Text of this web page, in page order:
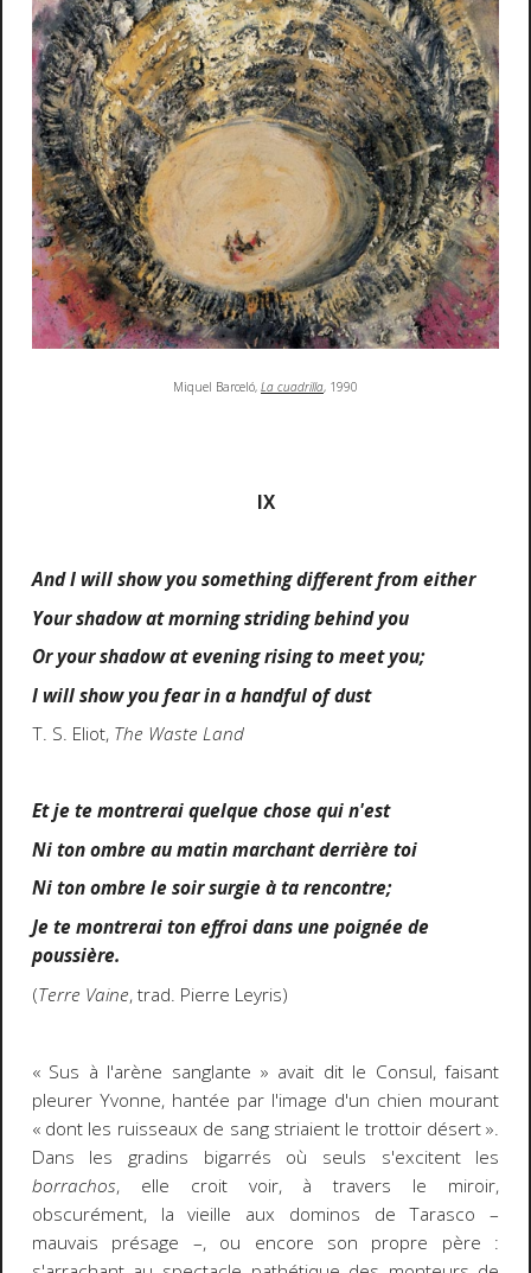
Miquel Barceló, La cuadrilla, 1990
IX
And I will show you something different from either
Your shadow at morning striding behind you
Or your shadow at evening rising to meet you;
I will show you fear in a handful of dust
T. S. Eliot, The Waste Land
Et je te montrerai quelque chose qui n'est
Ni ton ombre au matin marchant derrière toi
Ni ton ombre le soir surgie à ta rencontre;
Je te montrerai ton effroi dans une poignée de
poussière.
(Terre Vaine, trad. Pierre Leyris)
« Sus à l'arène sanglante » avait dit le Consul, faisant
pleurer Yvonne, hantée par l'image d'un chien mourant
« dont les ruisseaux de sang striaient le trottoir désert ».
Dans les gradins bigarrés où seuls s'excitent les
borrachos, elle croit voir, à travers le miroir,
obscurément, la vieille aux dominos de Tarasco –
mauvais présage –, ou encore son propre père :